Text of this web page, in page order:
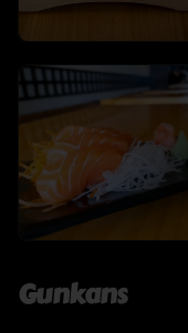
Gunkans